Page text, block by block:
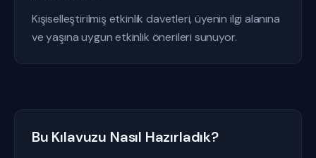
Kişiselleştirilmiş etkinlik davetleri, üyenin ilgi alanına
ve yaşına uygun etkinlik önerileri sunuyor.
Bu Kılavuzu Nasıl Hazırladık?